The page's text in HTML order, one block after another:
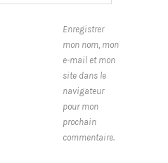
Enregistrer
mon nom, mon
e-mail et mon
site dans le
navigateur
pour mon
prochain
commentaire.